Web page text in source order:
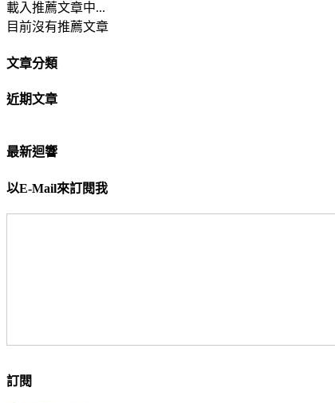
載入推薦文章中...
目前沒有推薦文章
文章分類
近期文章
最新迴響
以E-Mail來訂閱我
訂閱